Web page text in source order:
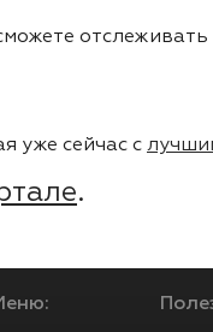
уже сейчас с
.